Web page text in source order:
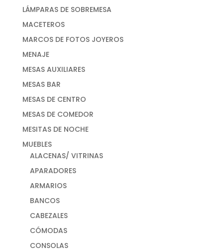
LÁMPARAS DE SOBREMESA
MACETEROS
MARCOS DE FOTOS JOYEROS
MENAJE
MESAS AUXILIARES
MESAS BAR
MESAS DE CENTRO
MESAS DE COMEDOR
MESITAS DE NOCHE
MUEBLES
ALACENAS/ VITRINAS
APARADORES
ARMARIOS
BANCOS
CABEZALES
CÓMODAS
CONSOLAS